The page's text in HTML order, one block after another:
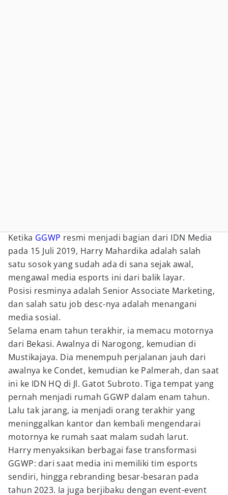
Ketika GGWP resmi menjadi bagian dari IDN Media
pada 15 Juli 2019, Harry Mahardika adalah salah
satu sosok yang sudah ada di sana sejak awal,
mengawal media esports ini dari balik layar.
Posisi resminya adalah Senior Associate Marketing,
dan salah satu job desc-nya adalah menangani
media sosial.
Selama enam tahun terakhir, ia memacu motornya
dari Bekasi. Awalnya di Narogong, kemudian di
Mustikajaya. Dia menempuh perjalanan jauh dari
awalnya ke Condet, kemudian ke Palmerah, dan saat
ini ke IDN HQ di Jl. Gatot Subroto. Tiga tempat yang
pernah menjadi rumah GGWP dalam enam tahun.
Lalu tak jarang, ia menjadi orang terakhir yang
meninggalkan kantor dan kembali mengendarai
motornya ke rumah saat malam sudah larut.
Harry menyaksikan berbagai fase transformasi
GGWP: dari saat media ini memiliki tim esports
sendiri, hingga rebranding besar-besaran pada
tahun 2023. Ia juga berjibaku dengan event-event